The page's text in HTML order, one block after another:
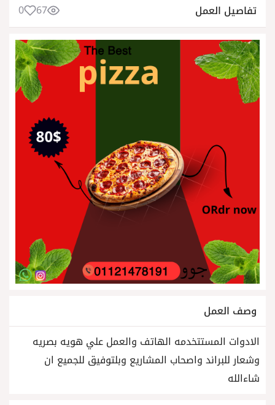
تفاصيل العمل 67
0
وصف العمل
الادوات المستتخدمه الهاتف والعمل علي هويه بصريه
وشعار للبراند واصحاب المشاريع وبلتوفيق للجميع ان
شاءالله